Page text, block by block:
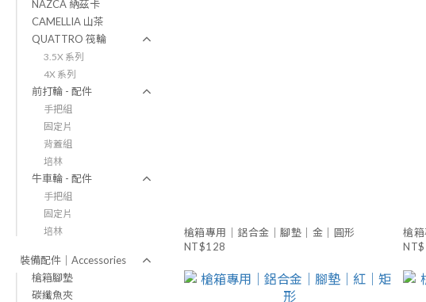
NAZCA 納茲卡
CAMELLIA 山茶
QUATTRO 筏輪
3.5X 系列
4X 系列
前打輪 - 配件
手把組
固定片
背蓋組
培林
牛車輪 - 配件
手把組
固定片
培林
裝備配件｜Accessories
槍箱腳墊
碳纖魚夾
槍箱專用｜鋁合金｜腳墊｜金｜圓形
NT$128
槍